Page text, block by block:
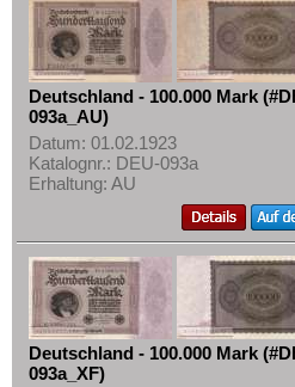
Erhaltungsgrade
Gratisbanknoten
FAQ
Mehr über...
Zahlungsbedingungen
Privatsphäre und
Widerrufsbelehrung
Liefer- und Versandkosten
AGB
Impressum
Deutschland - 100.000 Mark
093a_AU)
Datum: 01.02.1923
Katalognr.: DEU-093a
Erhaltung: AU
Deutschland - 100.000 Mark
093a_XF)